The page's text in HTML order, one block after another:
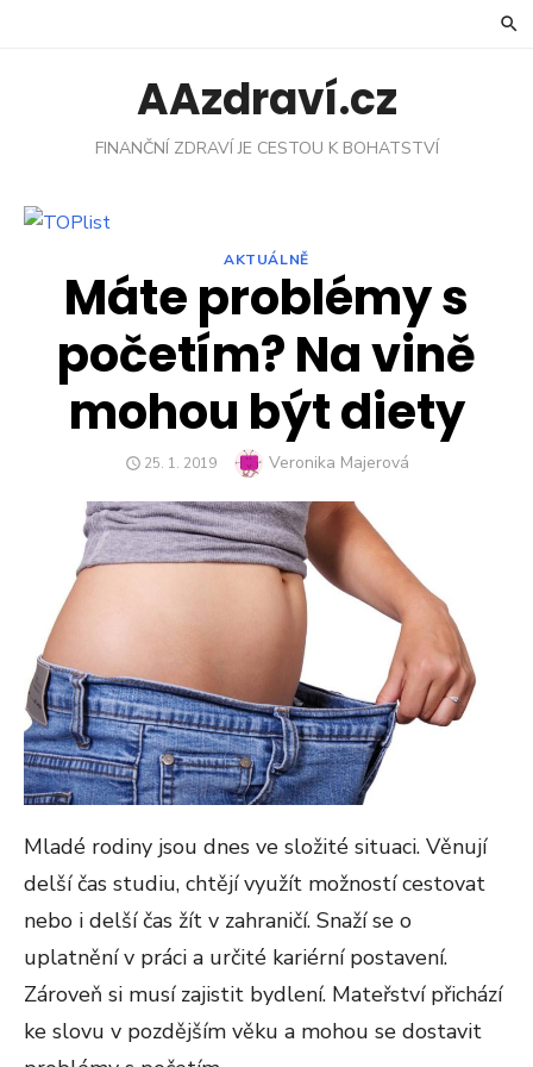
AAzdraví.cz
FINANČNÍ ZDRAVÍ JE CESTOU K BOHATSTVÍ
AKTUÁLNĚ
Máte problémy s
početím? Na vině
mohou být diety
POSTED
25. 1. 2019 Author
Veronika Majerová
Mladé rodiny jsou dnes ve složité situaci. Věnují
delší čas studiu, chtějí využít možností cestovat
nebo i delší čas žít v zahraničí. Snaží se o
uplatnění v práci a určité kariérní postavení.
Zároveň si musí zajistit bydlení. Mateřství přichází
ke slovu v pozdějším věku a mohou se dostavit